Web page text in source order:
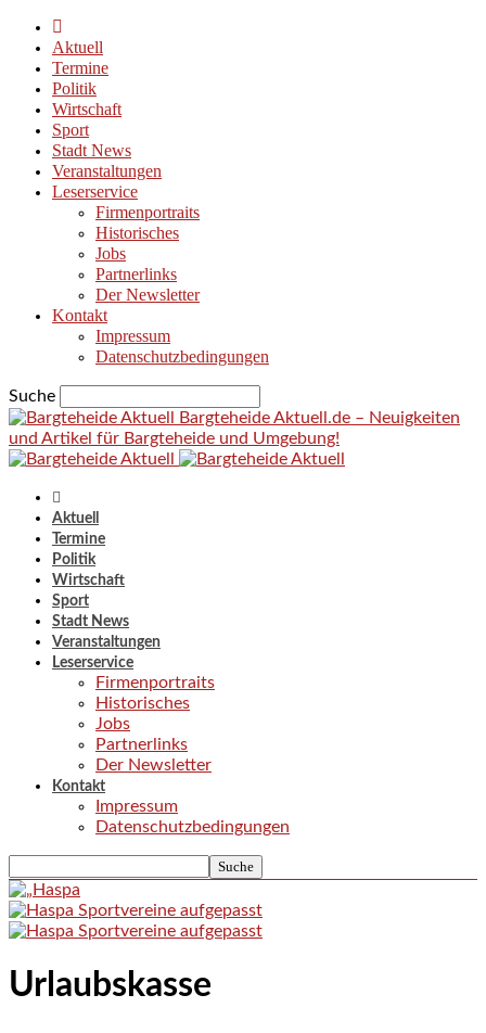
Aktuell
Termine
Politik
Wirtschaft
Sport
Stadt News
Veranstaltungen
Leserservice
Firmenportraits
Historisches
Jobs
Partnerlinks
Der Newsletter
Kontakt
Impressum
Datenschutzbedingungen
Suche
Bargteheide Aktuell.de – Neuigkeiten
und Artikel für Bargteheide und Umgebung!
Aktuell
Termine
Politik
Wirtschaft
Sport
Stadt News
Veranstaltungen
Leserservice
Firmenportraits
Historisches
Jobs
Partnerlinks
Der Newsletter
Kontakt
Impressum
Datenschutzbedingungen
Urlaubskasse